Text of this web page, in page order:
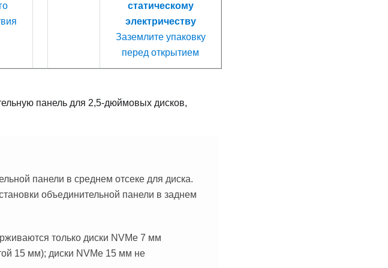
статическому
электричеству
Заземлите упаковку
перед открытием
панель для 2,5-дюймовых дисков,
панели в среднем отсеке для диска.
объединительной панели в заднем
только диски NVMe 7 мм
15 мм); диски NVMe 15 мм не